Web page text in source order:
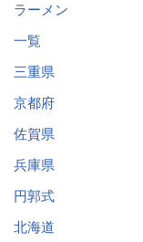
ラーメン
一覧
三重県
京都府
佐賀県
兵庫県
円郭式
北海道